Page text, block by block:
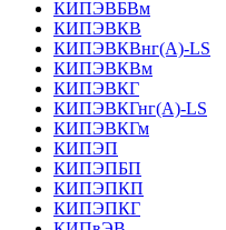
КИПЭВБВм
КИПЭВКВ
КИПЭВКВнг(А)-LS
КИПЭВКВм
КИПЭВКГ
КИПЭВКГнг(А)-LS
КИПЭВКГм
КИПЭП
КИПЭПБП
КИПЭПКП
КИПЭПКГ